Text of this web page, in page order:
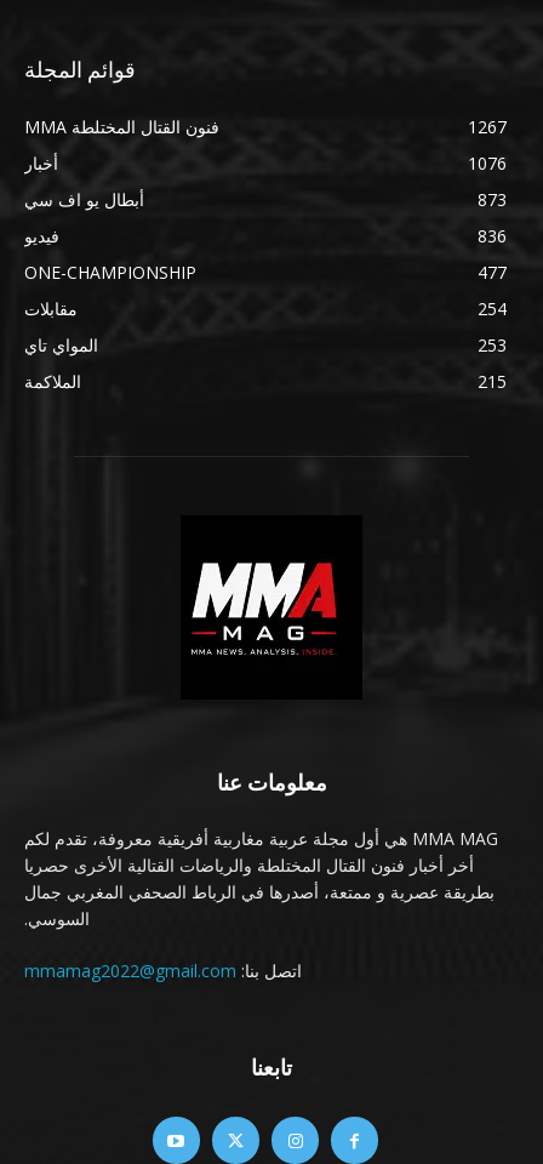
قوائم المجلة
فنون القتال المختلطة MMA
1267
أخبار
1076
أبطال يو اف سي
873
فيديو
836
ONE-CHAMPIONSHIP
477
مقابلات
254
المواي تاي
253
الملاكمة
215
معلومات عنا
MMA MAG هي أول مجلة عربية مغاربية أفريقية معروفة، تقدم لكم
أخر أخبار فنون القتال المختلطة والرياضات القتالية الأخرى حصريا
بطريقة عصرية و ممتعة، أصدرها في الرباط الصحفي المغربي جمال
السوسي.
اتصل بنا: mmamag2022@gmail.com
تابعنا